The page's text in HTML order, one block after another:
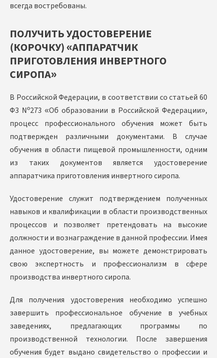
всегда востребованы.
ПОЛУЧИТЬ УДОСТОВЕРЕНИЕ
(КОРОЧКУ) «АППАРАТЧИК
ПРИГОТОВЛЕНИЯ ИНВЕРТНОГО
СИРОПА»
В Российской Федерации, в соответствии со статьей 60
Ф3 Nº273 «Об образовании в Российской Федерации»,
процесс профессионального обучения может быть
подтвержден различными документами. В случае
обучения в области пищевой промышленности, одним
из таких документов является удостоверение
аппаратчика приготовления инвертного сиропа.
Удостоверение служит подтверждением полученных
навыков и квалификации в области производственных
процессов и позволяет претендовать на высокие
должности и вознаграждение в данной профессии. Имея
данное удостоверение, вы можете демонстрировать
свою экспертность и профессионализм в сфере
производства инвертного сиропа.
Для получения удостоверения необходимо успешно
завершить профессиональное обучение в учебных
заведениях, предлагающих программы по
производственной технологии. После завершения
обучения будет выдано свидетельство о профессии и